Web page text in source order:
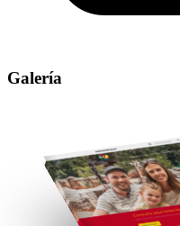
Galería